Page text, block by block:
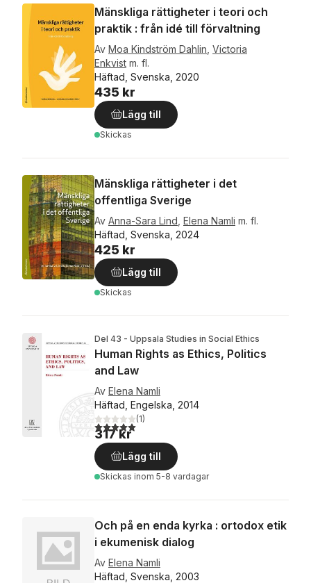
Mänskliga rättigheter i teori och
praktik : från idé till förvaltning
Av Moa Kindström Dahlin Victoria
Enkvist m. fl.
Häftad, Svenska, 2020
435 kr
Lägg till
Skickas
Mänskliga rättigheter i det
offentliga Sverige
Av Anna-Sara Lind Elena Namli m. fl.
Häftad, Svenska, 2024
425 kr
Lägg till
Skickas
Del 43 - Uppsala Studies in Social Ethics
Human Rights as Ethics, Politics
and Law
Av Elena Namli
Häftad, Engelska, 2014
5,0utav 5 stjärnor. Totalt antal röster:
(1)
317 kr
Lägg till
Skickas inom 5-8 vardagar
Och på en enda kyrka : ortodox etik
i ekumenisk dialog
Av Elena Namli
Häftad, Svenska, 2003